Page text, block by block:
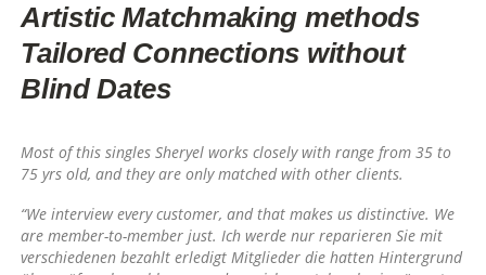
Artistic Matchmaking methods
Tailored Connections without
Blind Dates
Most of this singles Sheryel works closely with range from 35 to
75 yrs old, and they are only matched with other clients.
“We interview every customer, and that makes us distinctive. We
are member-to-member just. Ich werde nur reparieren Sie mit
verschiedenen bezahlt erledigt Mitglieder die hatten Hintergrund